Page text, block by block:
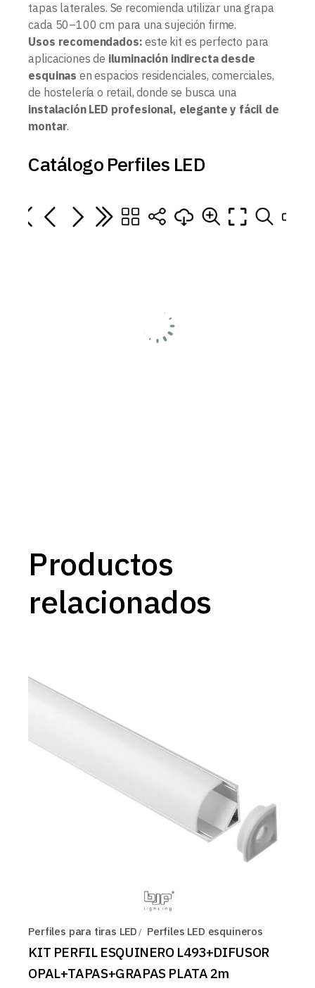
tapas laterales. Se recomienda utilizar una grapa
cada 50–100 cm para una sujeción firme.
Usos recomendados: este kit es perfecto para
aplicaciones de iluminación indirecta desde
esquinas en espacios residenciales, comerciales,
de hostelería o retail, donde se busca una
instalación LED profesional, elegante y fácil de
montar.
Catálogo Perfiles LED
Productos
relacionados
Perfiles para tiras LED Perfiles LED esquineros
KIT PERFIL ESQUINERO L493+DIFUSOR
OPAL+TAPAS+GRAPAS PLATA 2m